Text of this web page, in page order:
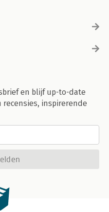
en blijf up-to-date
inspirerende